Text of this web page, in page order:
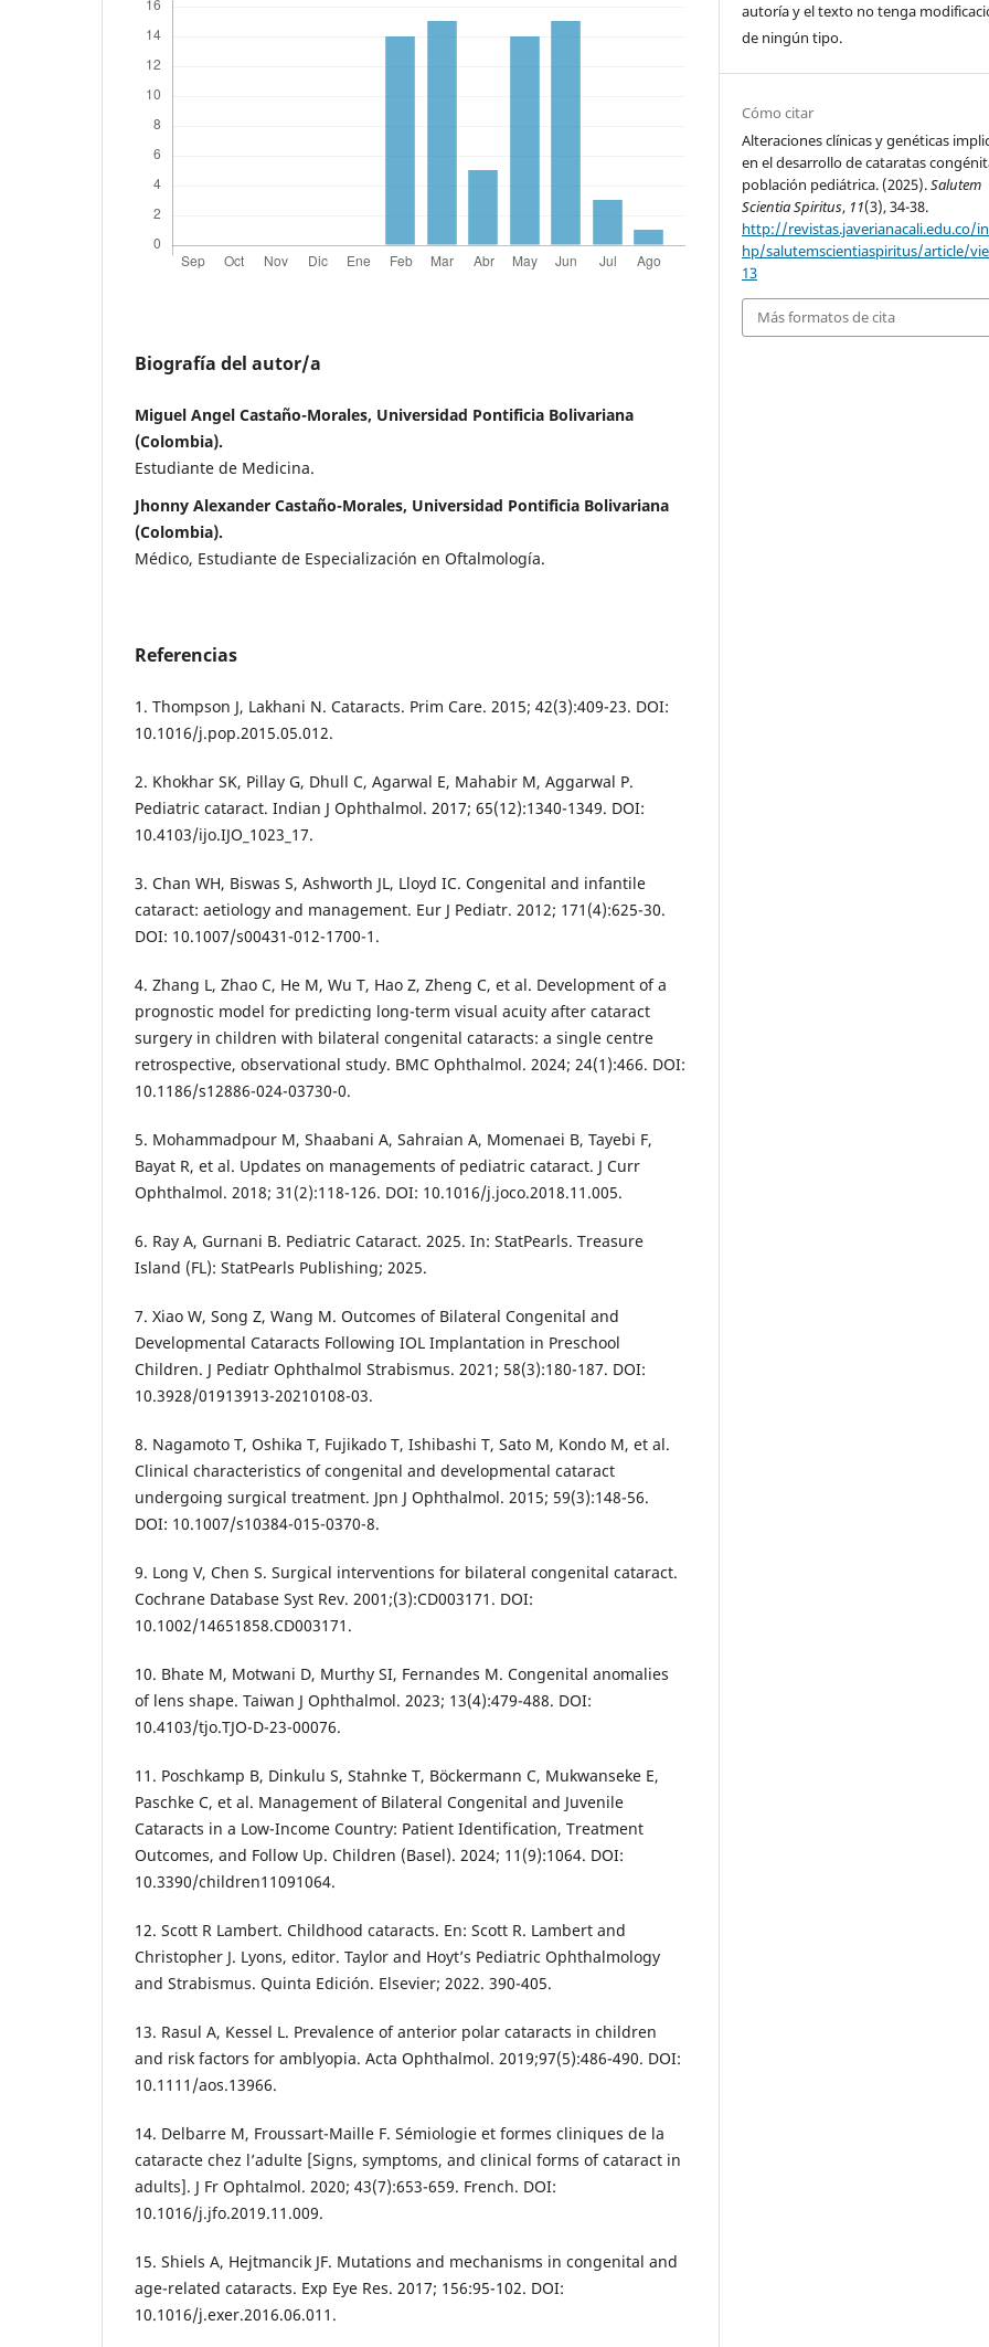
Biografía del autor/a
Miguel Angel Castaño-Morales, Universidad Pontificia Bolivariana
(Colombia).
Estudiante de Medicina.
Jhonny Alexander Castaño-Morales, Universidad Pontificia Bolivariana
(Colombia).
Médico, Estudiante de Especialización en Oftalmología.
Referencias
1. Thompson J, Lakhani N. Cataracts. Prim Care. 2015; 42(3):409-23. DOI:
10.1016/j.pop.2015.05.012.
2. Khokhar SK, Pillay G, Dhull C, Agarwal E, Mahabir M, Aggarwal P.
Pediatric cataract. Indian J Ophthalmol. 2017; 65(12):1340-1349. DOI:
10.4103/ijo.IJO_1023_17.
3. Chan WH, Biswas S, Ashworth JL, Lloyd IC. Congenital and infantile
cataract: aetiology and management. Eur J Pediatr. 2012; 171(4):625-30.
DOI: 10.1007/s00431-012-1700-1.
4. Zhang L, Zhao C, He M, Wu T, Hao Z, Zheng C, et al. Development of a
prognostic model for predicting long-term visual acuity after cataract
surgery in children with bilateral congenital cataracts: a single centre
retrospective, observational study. BMC Ophthalmol. 2024; 24(1):466. DOI:
10.1186/s12886-024-03730-0.
5. Mohammadpour M, Shaabani A, Sahraian A, Momenaei B, Tayebi F,
Bayat R, et al. Updates on managements of pediatric cataract. J Curr
Ophthalmol. 2018; 31(2):118-126. DOI: 10.1016/j.joco.2018.11.005.
6. Ray A, Gurnani B. Pediatric Cataract. 2025. In: StatPearls. Treasure
Island (FL): StatPearls Publishing; 2025.
7. Xiao W, Song Z, Wang M. Outcomes of Bilateral Congenital and
Developmental Cataracts Following IOL Implantation in Preschool
Children. J Pediatr Ophthalmol Strabismus. 2021; 58(3):180-187. DOI:
10.3928/01913913-20210108-03.
8. Nagamoto T, Oshika T, Fujikado T, Ishibashi T, Sato M, Kondo M, et al.
Clinical characteristics of congenital and developmental cataract
undergoing surgical treatment. Jpn J Ophthalmol. 2015; 59(3):148-56.
DOI: 10.1007/s10384-015-0370-8.
9. Long V, Chen S. Surgical interventions for bilateral congenital cataract.
Cochrane Database Syst Rev. 2001;(3):CD003171. DOI:
10.1002/14651858.CD003171.
10. Bhate M, Motwani D, Murthy SI, Fernandes M. Congenital anomalies
of lens shape. Taiwan J Ophthalmol. 2023; 13(4):479-488. DOI:
10.4103/tjo.TJO-D-23-00076.
11. Poschkamp B, Dinkulu S, Stahnke T, Böckermann C, Mukwanseke E,
Paschke C, et al. Management of Bilateral Congenital and Juvenile
Cataracts in a Low-Income Country: Patient Identification, Treatment
Outcomes, and Follow Up. Children (Basel). 2024; 11(9):1064. DOI:
10.3390/children11091064.
12. Scott R Lambert. Childhood cataracts. En: Scott R. Lambert and
Christopher J. Lyons, editor. Taylor and Hoyt’s Pediatric Ophthalmology
and Strabismus. Quinta Edición. Elsevier; 2022. 390-405.
13. Rasul A, Kessel L. Prevalence of anterior polar cataracts in children
and risk factors for amblyopia. Acta Ophthalmol. 2019;97(5):486-490. DOI:
10.1111/aos.13966.
14. Delbarre M, Froussart-Maille F. Sémiologie et formes cliniques de la
cataracte chez l’adulte [Signs, symptoms, and clinical forms of cataract in
adults]. J Fr Ophtalmol. 2020; 43(7):653-659. French. DOI:
10.1016/j.jfo.2019.11.009.
15. Shiels A, Hejtmancik JF. Mutations and mechanisms in congenital and
age-related cataracts. Exp Eye Res. 2017; 156:95-102. DOI:
10.1016/j.exer.2016.06.011.
autoría y el texto no tenga
de ningún tipo.
Cómo citar
Alteraciones clínicas y genéticas
en el desarrollo de cataratas
población pediátrica. (2025).Salutem
Scientia Spiritus, 11(3), 34-38.
http://revistas.javerianacali.edu.co/
hp/salutemscientiaspiritus/article/
13
Más formatos de cita